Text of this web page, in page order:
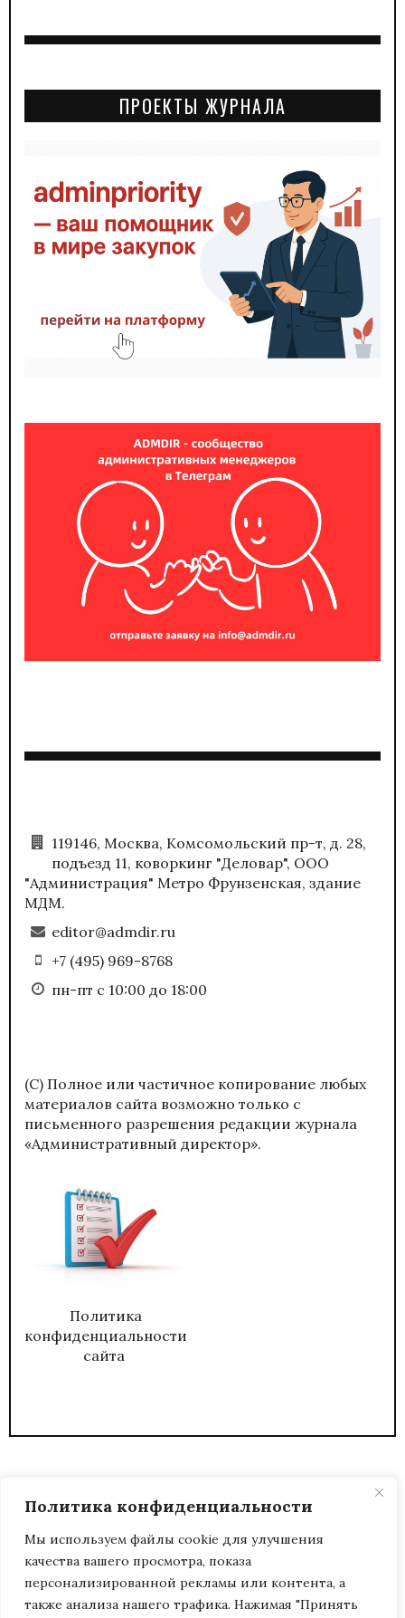
Политика конфиденциальности
Мы используем файлы cookie для улучшения
качества вашего просмотра, показа
персонализированной рекламы или контента, а
также анализа нашего трафика. Нажимая "Принять
ПРОЕКТЫ ЖУРНАЛА
119146, Москва, Комсомольский пр-т, д. 28,
подъезд 11, коворкинг "Деловар", ООО
"Администрация" Метро Фрунзенская, здание
МДМ.
editor@admdir.ru
+7 (495) 969-8768
пн-пт с 10:00 до 18:00
(С) Полное или частичное копирование любых
материалов сайта возможно только с
письменного разрешения редакции журнала
«Административный директор».
Политика
конфиденциальности
сайта
ДИРЕКТОР.